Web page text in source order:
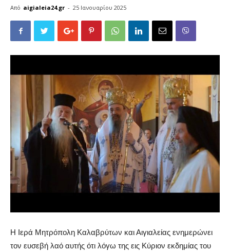
Από aigialeia24.gr - 25 Ιανουαρίου 2025
Η Ιερά Μητρόπολη Καλαβρύτων και Αιγιαλείας ενημερώνει
τον ευσεβή λαό αυτής ότι λόγω της εις Κύριον εκδημίας του